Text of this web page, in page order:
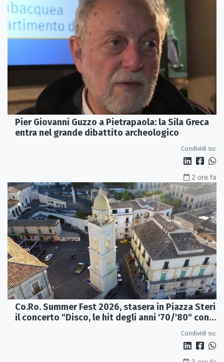
Pier Giovanni Guzzo a Pietrapaola: la Sila Greca
entra nel grande dibattito archeologico
Condividi su:
2 ore fa
Co.Ro. Summer Fest 2026, stasera in Piazza Steri
il concerto "Disco, le hit degli anni '70/'80" con
Condividi su: